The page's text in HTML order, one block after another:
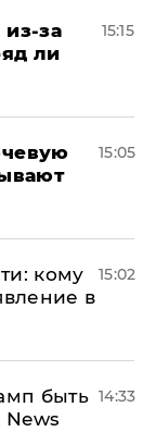
за
ли
15:15
15:05
кому
в
15:02
быть 14:33